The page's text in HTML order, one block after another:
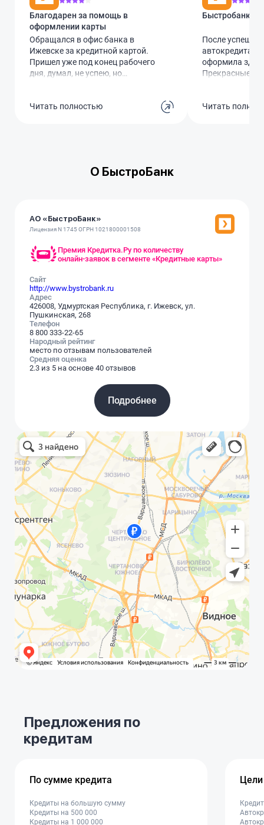
Благодарен за помощь в
оформлении карты
Обращался в офис банка в
Ижевске за кредитной картой.
Пришел уже под конец рабочего
дня, думал, не успею, но
а потом еще и дождалась
задерживать человека, но
карта в использовании.
Читать полностью
Быстробанк,
После
автокредита в
оформила
Прекрасные
рассказали по
Читать
О БыстроБанк
АО «БыстроБанк»
Лицензия N 1745 ОГРН 1021800001508
Премия Кредитка.Ру по количеству
онлайн-заявок в сегменте «Кредитные карты»
Сайт
http://www.bystrobank.ru
Адрес
426008, Удмуртская Республика, г. Ижевск, ул.
Пушкинская, 268
Телефон
8 800 333-22-65
Народный рейтинг
место по отзывам пользователей
Средняя оценка
2.3 из 5 на основе 40 отзывов
Подробнее
Предложения по
кредитам
По сумме кредита
Кредиты на большую сумму
Кредиты на 500 000
Кредиты на 1 000 000